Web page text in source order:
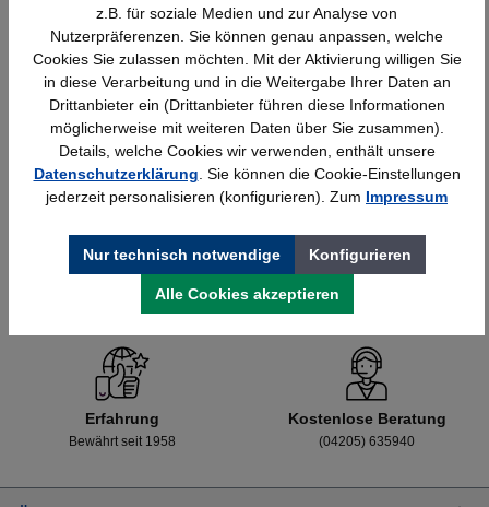
Stahl-Flügeltürenschrank Serie 950
428,40 €* Details
Schnelle Lieferung
Bundesweit
Topmarken
Faire Preise
Erfahrung
Bewährt seit 1958
Kostenlose Beratung
(04205) 635940
z.B. für soziale Medien und zur Analyse von
Nutzerpräferenzen. Sie können genau anpassen, welche
Cookies Sie zulassen möchten. Mit der Aktivierung willigen Sie
in diese Verarbeitung und in die Weitergabe Ihrer Daten an
Drittanbieter ein (Drittanbieter führen diese Informationen
möglicherweise mit weiteren Daten über Sie zusammen).
Details, welche Cookies wir verwenden, enthält unsere
Datenschutzerklärung . Sie können die Cookie-Einstellungen
jederzeit personalisieren (konfigurieren). Zum Impressum
Nur technisch notwendige Konfigurieren
Alle Cookies akzeptieren